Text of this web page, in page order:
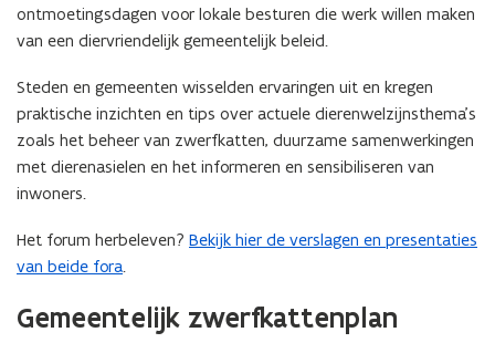
ontmoetingsdagen voor lokale besturen die werk willen maken
van een diervriendelijk gemeentelijk beleid.
Steden en gemeenten wisselden ervaringen uit en kregen
praktische inzichten en tips over actuele dierenwelzijnsthema’s
zoals het beheer van zwerfkatten, duurzame samenwerkingen
met dierenasielen en het informeren en sensibiliseren van
inwoners.
Het forum herbeleven? Bekijk hier de verslagen en presentaties
van beide fora.
Gemeentelijk zwerfkattenplan